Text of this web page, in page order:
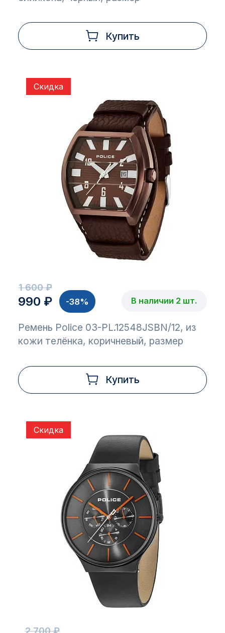
Купить
Скидка
990 ₽
1 600 ₽
-38% В наличии 2 шт.
Ремень Police 03-PL.12548JSBN/12, из
кожи телёнка, коричневый, размер
Купить
Скидка
2 700 ₽